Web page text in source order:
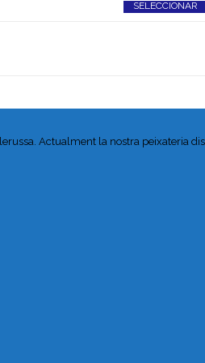
SELECCIONAR
Actualment la nostra peixateria